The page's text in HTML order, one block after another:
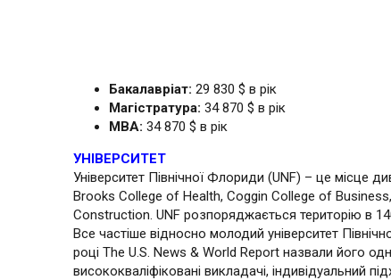
Бакалавріат: 29 830 $ в рік
Магістратура: 34 870 $ в рік
МВА: 34 870 $ в рік
УНІВЕРСИТЕТ
Університет Північної Флориди (UNF) – це місце
Brooks College of Health, Coggin College of
Construction. UNF розпоряджається територію в
Все частіше відносно молодий університет
році The U.S. News & World Report назвали його
висококваліфіковані викладачі, індивідуальний